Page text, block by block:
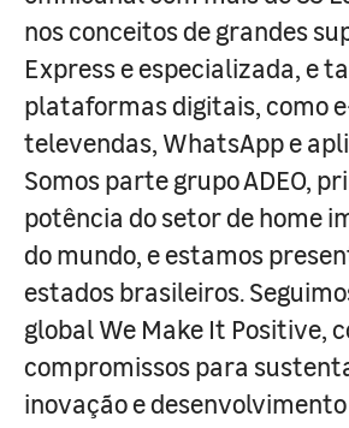
nos conceitos de grandes
Express e especializada, e
plataformas digitais, como
televendas, WhatsApp e
Somos parte grupo ADEO,
potência do setor de home
do mundo, e estamos
estados brasileiros.
global We Make It Positive,
compromissos para
inovação e